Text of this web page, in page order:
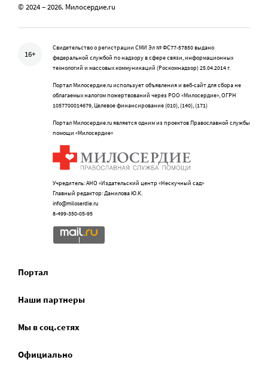
© 2024 – 2026. Милосердие.ru
16+
Свидетельство о регистрации СМИ Эл № ФС77-57850 выдано
федеральной службой по надзору в сфере связи, информационных
технологий и массовых коммуникаций (Роскомнадзор) 25.04.2014 г.
Портал Милосердие.ru использует объявления и веб-сайт для сбора не
облагаемых налогом пожертвований через РОО «Милосердие», ОГРН
1057700014679, Целевое финансирование (010), (140), (171)
Портал Милосердие.ru является одним из проектов Православной службы
помощи «Милосердие»
Учредитель: АНО «Издательский центр «Нескучный сад»
Главный редактор: Данилова Ю.К.
info@miloserdie.ru
8-499-350-05-95
Портал
Наши партнеры
Мы в соц.сетях
Официально